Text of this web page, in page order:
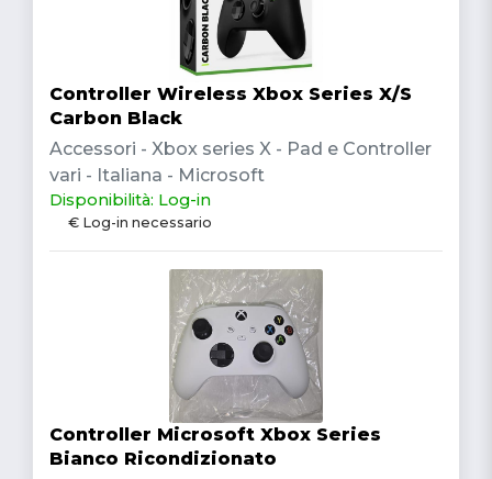
Controller Wireless Xbox Series X/S
Carbon Black
Accessori - Xbox series X - Pad e Controller
vari - Italiana - Microsoft
Disponibilità: Log-in
€ Log-in necessario
Controller Microsoft Xbox Series
Bianco Ricondizionato